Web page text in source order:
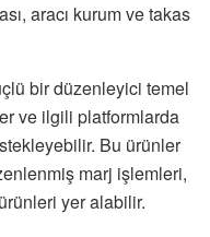
aracı kurum ve takas
bir düzenleyici temel
ve ilgili platformlarda
Bu ürünler
marj işlemleri,
yer alabilir.